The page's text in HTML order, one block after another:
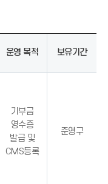
운영 목적 보유기간
기부금
영수증
발급 및
CMS등록
준영구